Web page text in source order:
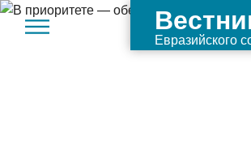
Евразийского